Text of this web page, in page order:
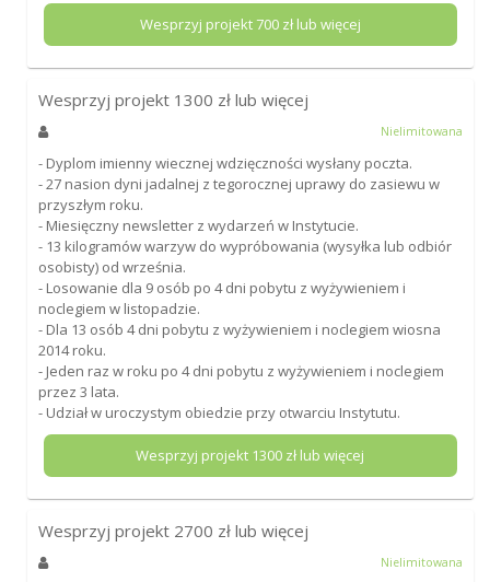
Wesprzyj projekt700zł lub więcej
Wesprzyj projekt 1300 zł lub więcej
Nielimitowana
- Dyplom imienny wiecznej wdzięczności wysłany poczta.
- 27 nasion dyni jadalnej z tegorocznej uprawy do zasiewu w
przyszłym roku.
- Miesięczny newsletter z wydarzeń w Instytucie.
- 13 kilogramów warzyw do wypróbowania (wysyłka lub odbiór
osobisty) od września.
- Losowanie dla 9 osób po 4 dni pobytu z wyżywieniem i
noclegiem w listopadzie.
- Dla 13 osób 4 dni pobytu z wyżywieniem i noclegiem wiosna
2014 roku.
- Jeden raz w roku po 4 dni pobytu z wyżywieniem i noclegiem
przez 3 lata.
- Udział w uroczystym obiedzie przy otwarciu Instytutu.
Wesprzyj projekt 1300 zł lub więcej
Wesprzyj projekt 2700 zł lub więcej
Nielimitowana